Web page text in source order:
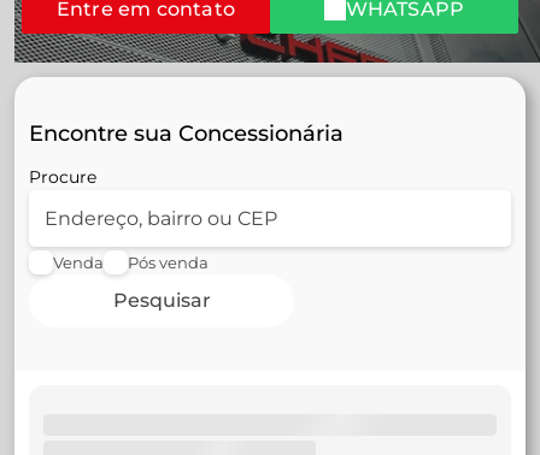
Entre em contato WHATSAPP
Encontre sua Concessionária
Procure
Venda Pós venda
Pesquisar